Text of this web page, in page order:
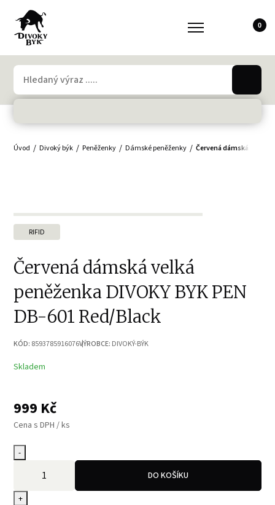
0
Úvod Divoký býk Peněženky Dámské peněženky Červená dámská velká
RIFID
Červená dámská velká
peněženka DIVOKY BYK PEN
DB-601 Red/Black
KÓD: 8593785916076VÝROBCE: DIVOKÝ-BÝK
Skladem
999 Kč
Cena s DPH / ks
-
+
DO KOŠÍKU